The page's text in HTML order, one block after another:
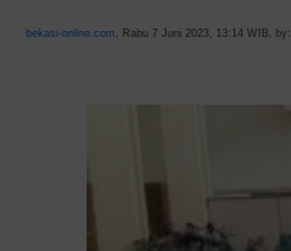
bekasi-online.com , Rabu 7 Juni 2023, 13:14 WIB, by: